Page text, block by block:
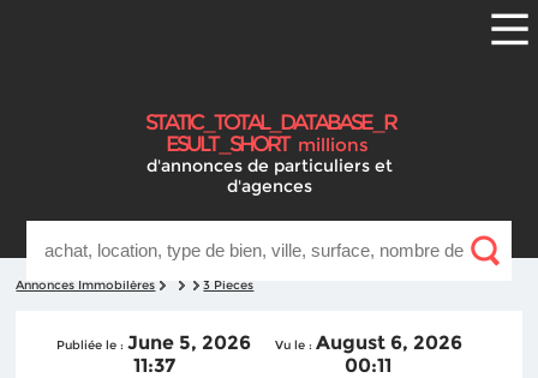
STAT
I
C_TOTA
L_DATABAS
E_R
ESUL
T_SHOR
T millions
d'annonces de particuliers et
d'agences
Annonces Immobilères 3 Pieces
Publiée le :June 5, 2026
11:37
Vu le : August 6, 2026
00:11